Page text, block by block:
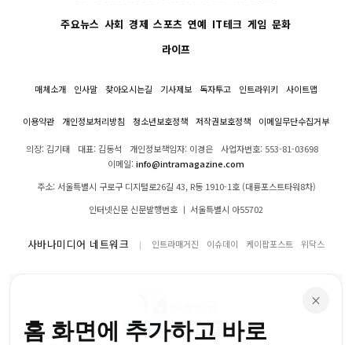
주요뉴스 사회 경제 스포츠 연예 IT테크 게임 문화
라이프
매체소개 인사말 찾아오시는길 기사제보 독자투고 인트라위키 사이트맵
이용약관 개인정보처리방침 청소년보호정책 저작권보호정책 이메일무단수집거부
의장: 김기태 대표: 김동석 개인정보책임자: 이경은
사업자번호: 553-81-03698
이메일:info@intramagazine.com
주소: 서울특별시 구로구 디지털로26길 43, R동 1910-1호 (대륭포스트타워8차)
인터넷신문 신문발행번호 ㅣ 서울특별시 아55702
사바나미디어 네트워크 인트라매거진 이슈데이 케이팝포스트 위닥스
×
홈 화면에 추가하고 바로